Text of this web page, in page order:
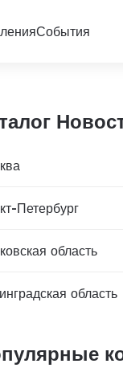
События
Петербург
область
область